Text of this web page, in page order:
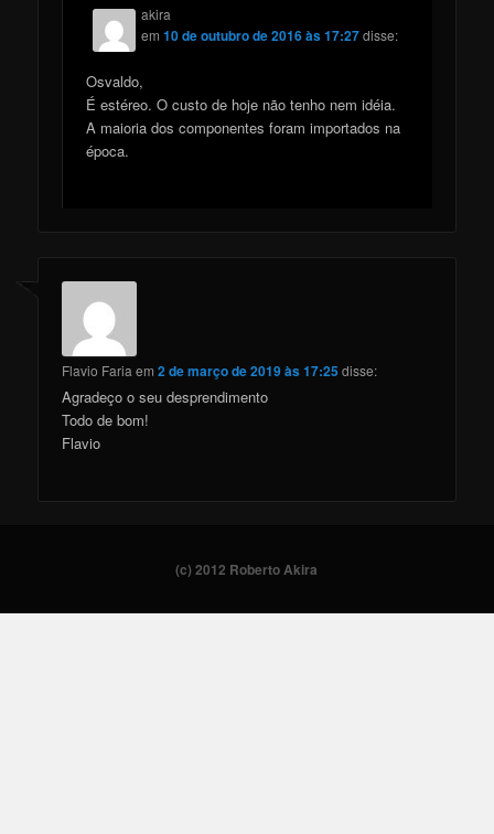
akira
em10 de outubro de 2016 às 17:27disse:
Osvaldo,
É estéreo. O custo de hoje não tenho nem idéia.
A maioria dos componentes foram importados na
época.
Flavio Faria em2 de março de 2019 às 17:25 disse:
Agradeço o seu desprendimento
Todo de bom!
Flavio
(c) 2012 Roberto Akira